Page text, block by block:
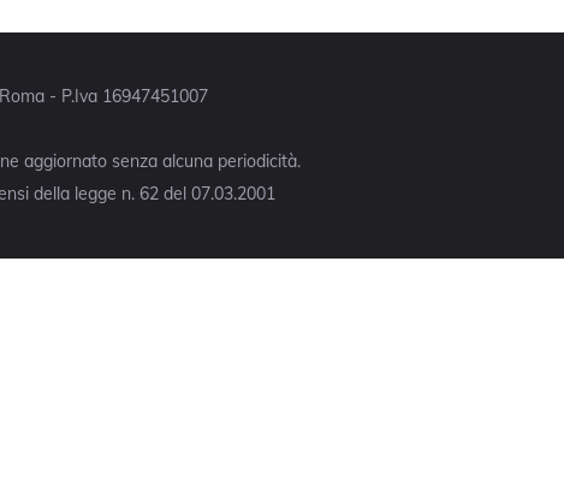
- P.Iva 16947451007
aggiornato senza alcuna periodicità.
della legge n. 62 del 07.03.2001